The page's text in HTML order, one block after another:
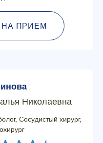
ПРИЕМ
Николаевна
Сосудистый хирург,